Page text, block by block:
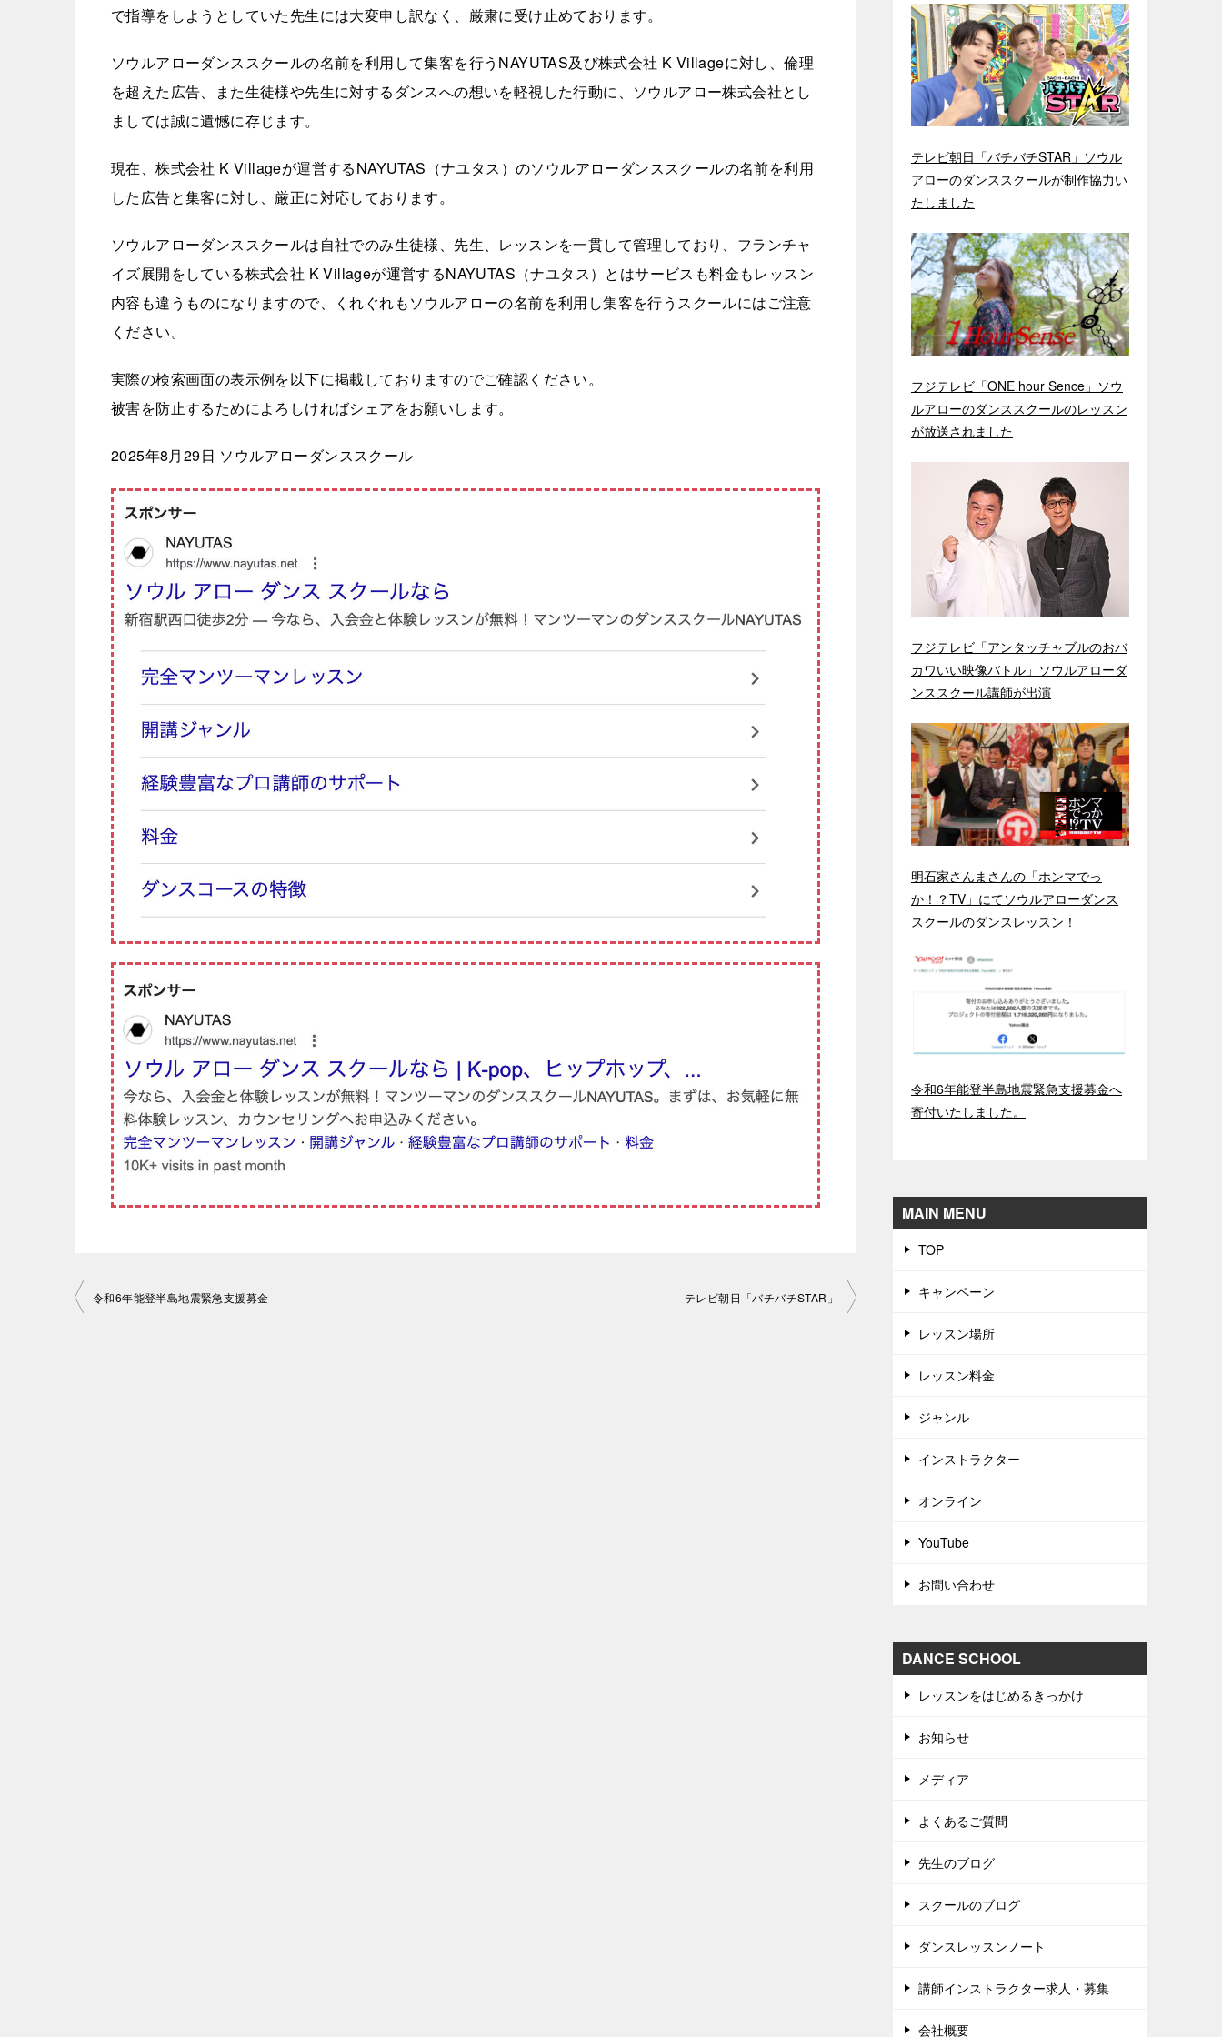
で指導をしようとしていた先生には大変申し訳なく、厳粛に受け止めております。
ソウルアローダンススクールの名前を利用して集客を行うNAYUTAS及び株式会社 K Villageに対し、倫理
を超えた広告、また生徒様や先生に対するダンスへの想いを軽視した行動に、ソウルアロー株式会社とし
ましては誠に遺憾に存じます。
現在、株式会社 K Villageが運営するNAYUTAS（ナユタス）のソウルアローダンススクールの名前を利用
した広告と集客に対し、厳正に対応しております。
ソウルアローダンススクールは自社でのみ生徒様、先生、レッスンを一貫して管理しており、フランチャ
イズ展開をしている株式会社 K Villageが運営するNAYUTAS（ナユタス）とはサービスも料金もレッスン
内容も違うものになりますので、くれぐれもソウルアローの名前を利用し集客を行うスクールにはご注意
ください。
実際の検索画面の表示例を以下に掲載しておりますのでご確認ください。
被害を防止するためによろしければシェアをお願いします。
2025年8月29日 ソウルアローダンススクール
投令和6年能登半島地震緊急支援募金 テレビ朝日「バチバチSTAR」
テレビ朝日「バチバチSTAR」ソウル
アローのダンススクールが制作協力い
たしました
フジテレビ「ONE hour Sence」ソウ
ルアローのダンススクールのレッスン
が放送されました
フジテレビ「アンタッチャブルのおバ
カワいい映像バトル」ソウルアローダ
ンススクール講師が出演
明石家さんまさんの「ホンマでっ
か！？TV」にてソウルアローダンス
スクールのダンスレッスン！
令和6年能登半島地震緊急支援募金へ
寄付いたしました。
MAIN MENU
TOP
キャンペーン
レッスン場所
レッスン料金
ジャンル
インストラクター
オンライン
YouTube
お問い合わせ
DANCE SCHOOL
レッスンをはじめるきっかけ
お知らせ
メディア
よくあるご質問
先生のブログ
スクールのブログ
ダンスレッスンノート
講師インストラクター求人・募集
会社概要